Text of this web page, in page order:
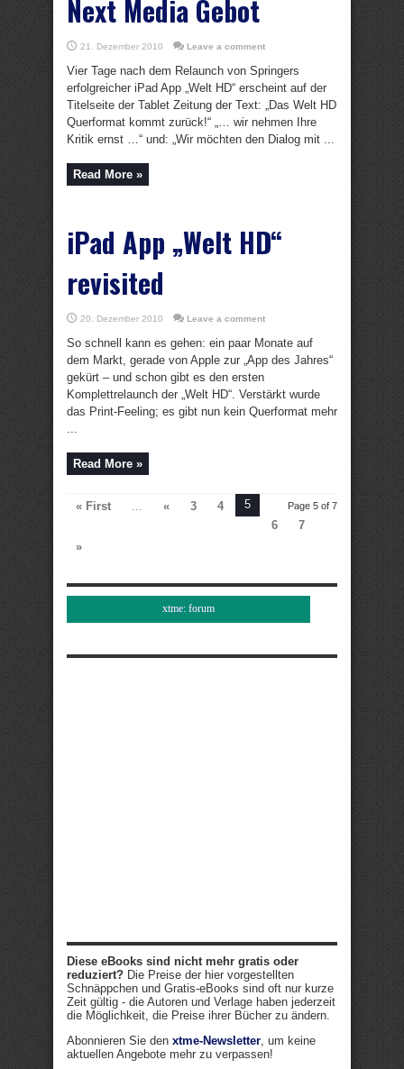
Next Media Gebot
21. Dezember 2010 Leave a comment
Vier Tage nach dem Relaunch von Springers
erfolgreicher iPad App „Welt HD“ erscheint auf der
Titelseite der Tablet Zeitung der Text: „Das Welt HD
Querformat kommt zurück!“ „… wir nehmen Ihre
Kritik ernst …“ und: „Wir möchten den Dialog mit ...
Read More »
iPad App „Welt HD“
revisited
20. Dezember 2010 Leave a comment
So schnell kann es gehen: ein paar Monate auf
dem Markt, gerade von Apple zur „App des Jahres“
gekürt – und schon gibt es den ersten
Komplettrelaunch der „Welt HD“. Verstärkt wurde
das Print-Feeling; es gibt nun kein Querformat mehr
...
Read More »
Page 5 of 7
« First ... « 3 4
5
6
7
»
xtme: forum
Diese eBooks sind nicht mehr gratis oder
reduziert? Die Preise der hier vorgestellten
Schnäppchen und Gratis-eBooks sind oft nur kurze
Zeit gültig - die Autoren und Verlage haben jederzeit
die Möglichkeit, die Preise ihrer Bücher zu ändern.
Abonnieren Sie den xtme-Newsletter, um keine
aktuellen Angebote mehr zu verpassen!